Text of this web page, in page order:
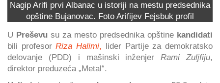
Nagip Arifi prvi Albanac u istoriji na mestu predsednika
opštine Bujanovac. Foto Arifijev Fejsbuk profil
U Preševu su za mesto predsednika opštine kandidati
bili profesorRiza Halimi, lider Partije za demokratsko
delovanje (PDD) i mašinski inženjerRami Zuljfiju,
direktor preduzeća „Metal“.